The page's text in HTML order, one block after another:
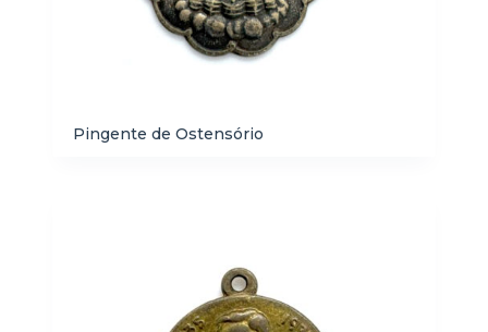
Pingente de Ostensório